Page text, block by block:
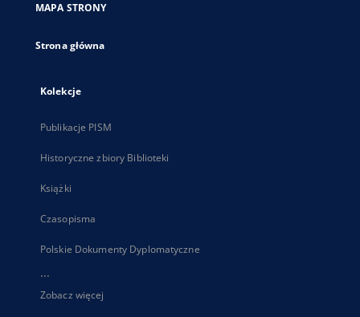
karcie
MAPA STRONY
Strona główna
Kolekcje
Publikacje PISM
Historyczne zbiory Biblioteki
Książki
Czasopisma
Polskie Dokumenty Dyplomatyczne
...
Zobacz więcej